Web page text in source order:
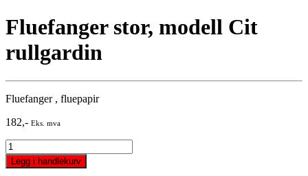
Fluefanger stor, modell Cit
rullgardin
Fluefanger , fluepapir
182,- Eks. mva
Fluefanger
stor,
modell
Legg i handlekurv